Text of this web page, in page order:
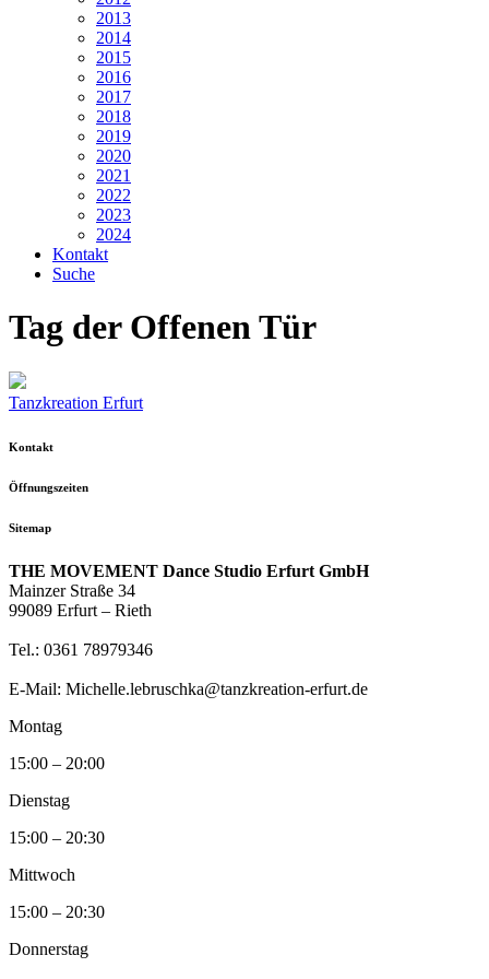
2013
2014
2015
2016
2017
2018
2019
2020
2021
2022
2023
2024
Kontakt
Suche
Tag der Offenen Tür
Tanzkreation Erfurt
Kontakt
Öffnungszeiten
Sitemap
THE MOVEMENT Dance Studio Erfurt GmbH
Mainzer Straße 34
99089 Erfurt – Rieth
Tel.: 0361 78979346
E-Mail: Michelle.lebruschka@tanzkreation-erfurt.de
Montag
15:00 – 20:00
Dienstag
15:00 – 20:30
Mittwoch
15:00 – 20:30
Donnerstag